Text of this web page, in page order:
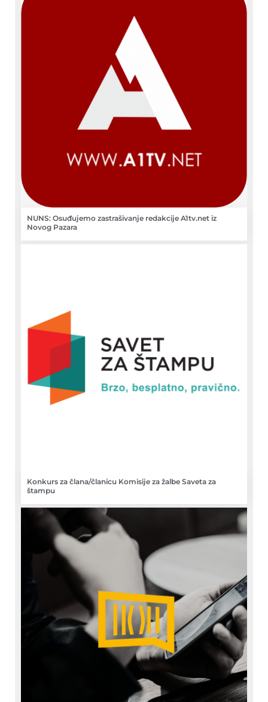
NUNS: Osuđujemo zastrašivanje redakcije A1tv.net iz
Novog Pazara
Konkurs za člana/članicu Komisije za žalbe Saveta za
štampu